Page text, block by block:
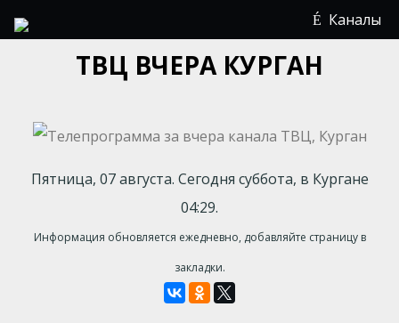
Каналы
ТВЦ ВЧЕРА КУРГАН
Пятница, 07 августа. Сегодня суббота, в Кургане
04:29.
Информация обновляется ежедневно, добавляйте страницу в
закладки.